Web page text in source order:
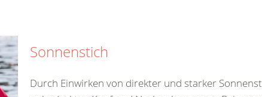
Sonnenstich
Durch Einwirken von direkter und starker